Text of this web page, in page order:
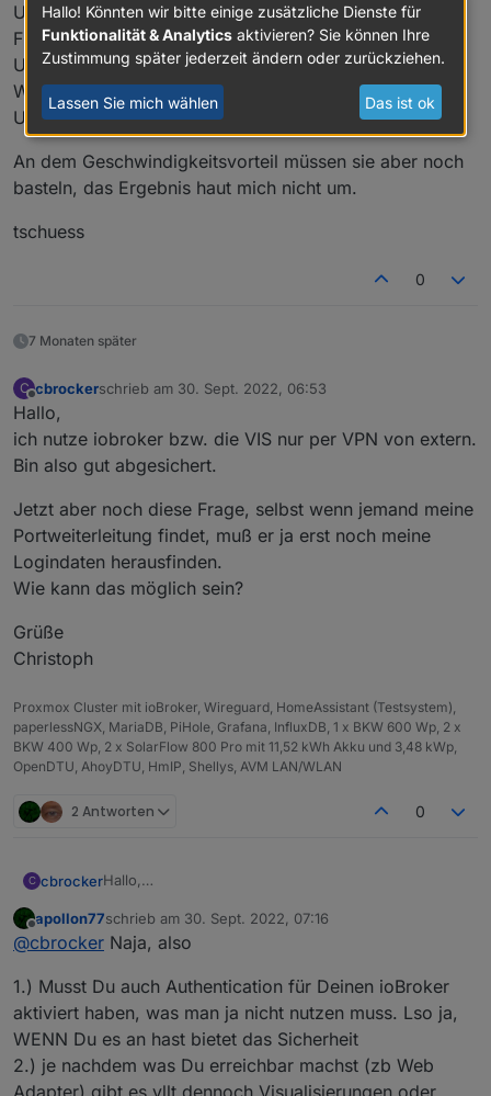
Upstream
Fritz!VPN: 54 Mbit/s im Downstream 30 Mbit/s im
Upstream
WireGuard: 60 Mbit/s im Downstream 36 Mbit/s im
Upstream
An dem Geschwindigkeitsvorteil müssen sie aber noch
basteln, das Ergebnis haut mich nicht um.
tschuess
0
7 Monaten später
C
Offline
cbrockerschrieb am 30. Sept. 2022, 06:53
zuletzt editiert von
Hallo,
ich nutze iobroker bzw. die VIS nur per VPN von extern.
Bin also gut abgesichert.
Jetzt aber noch diese Frage, selbst wenn jemand meine
Portweiterleitung findet, muß er ja erst noch meine
Logindaten herausfinden.
Wie kann das möglich sein?
Grüße
Christoph
Proxmox Cluster mit ioBroker, Wireguard, HomeAssistant (Testsystem),
paperlessNGX, MariaDB, PiHole, Grafana, InfluxDB, 1 x BKW 600 Wp, 2 x
BKW 400 Wp, 2 x SolarFlow 800 Pro mit 11,52 kWh Akku und 3,48 kWp,
OpenDTU, AhoyDTU, HmIP, Shellys, AVM LAN/WLAN
2 Antworten 0
C cbrockerHallo,
extern.
Bin also gut abgesichert.
Jetzt aber noch diese Frage, selbst wenn jemand
meine Portweiterleitung findet, muß er ja erst noch
Wie kann das möglich sein?
Christoph
Offline
apollon77schrieb am 30. Sept. 2022, 07:16
zuletzt editiert von
@cbrocker Naja, also
1.) Musst Du auch Authentication für Deinen ioBroker
aktiviert haben, was man ja nicht nutzen muss. Lso ja,
WENN Du es an hast bietet das Sicherheit
2.) je nachdem was Du erreichbar machst (zb Web
Hallo! Könnten wir bitte einige zusätzliche Dienste für
Funktionalität & Analytics aktivieren? Sie können Ihre
Zustimmung später jederzeit ändern oder zurückziehen.
Lassen Sie mich wählen Das ist ok